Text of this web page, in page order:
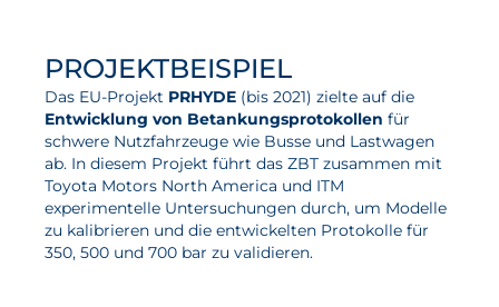
PROJEKTBEISPIEL
Das EU-Projekt PRHYDE (bis 2021) zielte auf die
Entwicklung von Betankungsprotokollen für
schwere Nutzfahrzeuge wie Busse und Lastwagen
ab. In diesem Projekt führt das ZBT zusammen mit
Toyota Motors North America und ITM
experimentelle Untersuchungen durch, um Modelle
zu kalibrieren und die entwickelten Protokolle für
350, 500 und 700 bar zu validieren.